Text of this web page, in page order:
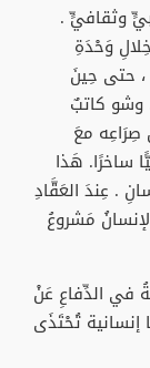
وثقافيٍّ .
وَحْدَةِ
، حتى حِينَ
وشو كاتبٌ
صِرَاعِه معَ
ساخرًا. هَذا
. عِندَ العَقَّادِ
مَشروعُ
في الدِّفاعِ عَنْ
إنسانية تُحْتَذَى